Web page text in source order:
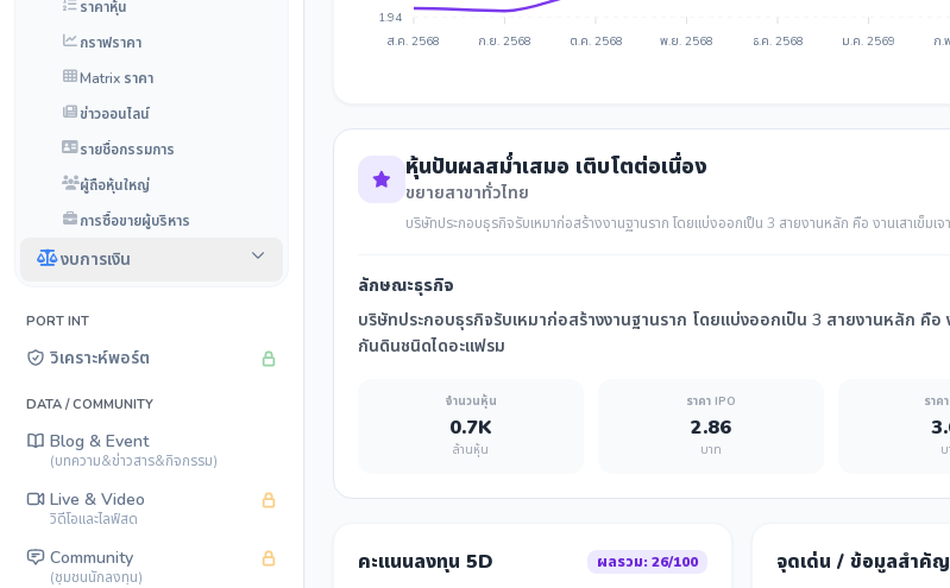
ราคาหุ้น
กราฟราคา
Matrix ราคา
ข่าวออนไลน์
รายชื่อกรรมการ
ผู้ถือหุ้นใหญ่
การซื้อขายผู้บริหาร
งบการเงิน
PORT INT
วิเคราะห์พอร์ต
DATA / COMMUNITY
Blog & Event
(บทความ&ข่าวสาร&กิจกรรม)
Live & Video
วิดีโอและไลฟ์สด
Community
(ชุมชนนักลงทุน)
1.94
ส.ค. 2568
ก.ย. 2568 ต.ค. 2568 พ.ย. 2568 ธ.ค. 2568 ม.ค. 2569 ก.
หุ้นปันผลสม่ำเสมอ เติบโตต่อเนื่อง
ขยายสาขาทั่วไทย
บริษัทประกอบธุรกิจรับเหมาก่อสร้างงานฐานราก โดยแบ่งออกเป็น 3 สายงานหลัก คือ งานเสาเ
ลักษณะธุรกิจ
บริษัทประกอบธุรกิจรับเหมาก่อสร้างงานฐานราก โดยแบ่งออกเป็น 3 สายงานหลัก คื
กันดินชนิดไดอะแฟรม
จำนวนหุ้น
0.7K
ล้านหุ้น
ราคา IPO
2.86
บาท
ราค
คะแนนลงทุน 5D ผลรวม: 26/100 จุดเด่น / ข้อมูลสำคัญ